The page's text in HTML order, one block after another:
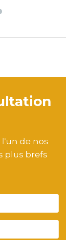
de nos
plus brefs